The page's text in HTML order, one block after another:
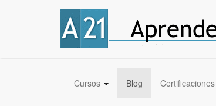
Cursos Blog Certificaciones